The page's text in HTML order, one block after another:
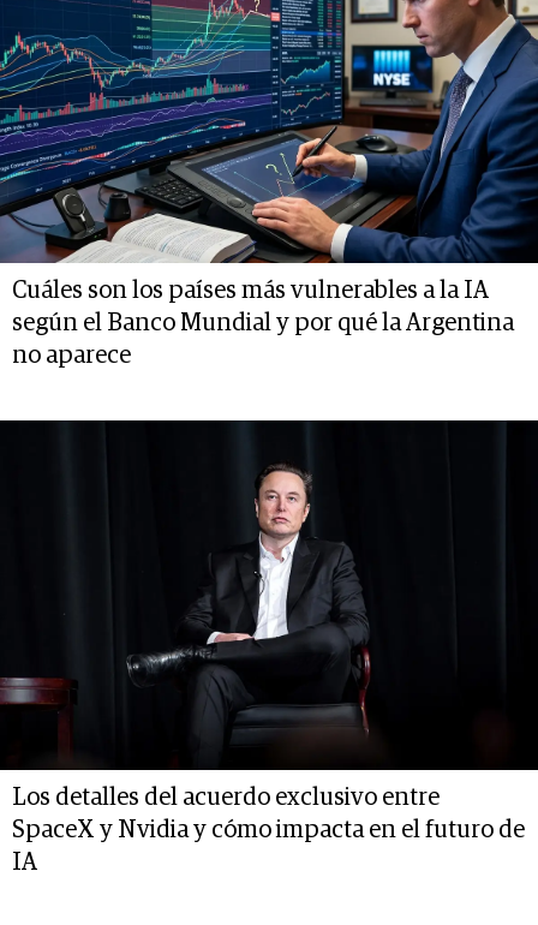
Cuáles son los países más vulnerables a la IA
según el Banco Mundial y por qué la Argentina
no aparece
Los detalles del acuerdo exclusivo entre
SpaceX y Nvidia y cómo impacta en el futuro de
IA